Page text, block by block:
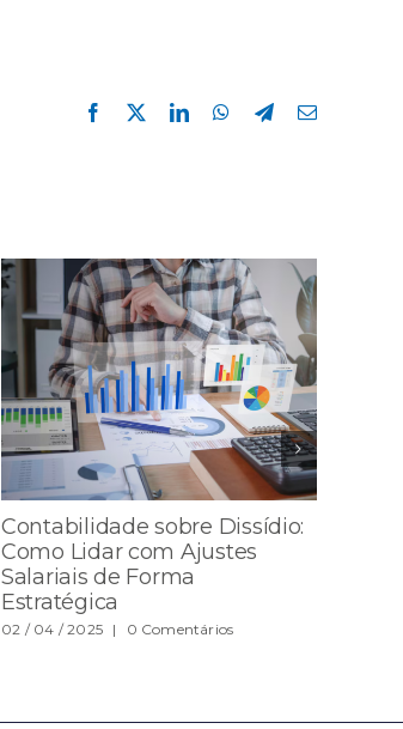
Facebook LinkedInWhatsApp
Telegram
E-
Contabilidade sobre Dissídio:
Como Lidar com Ajustes
Salariais de Forma
Estratégica
02 / 04 / 2025 | 0 Comentários